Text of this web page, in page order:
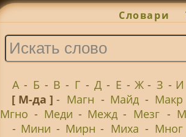
Словари
А - Б - В - Г - Д - Е - Ж - З - И
[ М-да ]- Магн - Майд - Макр
Мгно - Меди - Межд - Мезг -
- Мини - Мирн - Миха - Мног